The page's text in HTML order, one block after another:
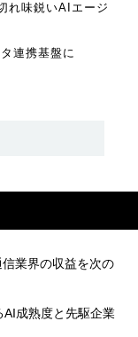
れ味鋭いAIエージ
連携基盤に
業界の収益を次の
AI成熟度と先駆企業